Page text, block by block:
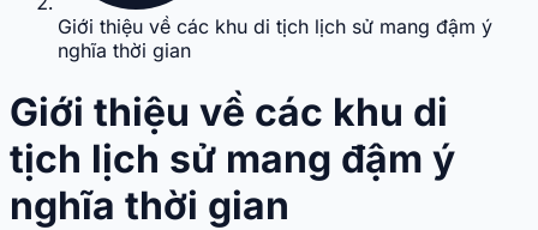
Giới thiệu về các khu di tịch lịch sử mang đậm ý
nghĩa thời gian
Giới thiệu về các khu di
tịch lịch sử mang đậm ý
nghĩa thời gian